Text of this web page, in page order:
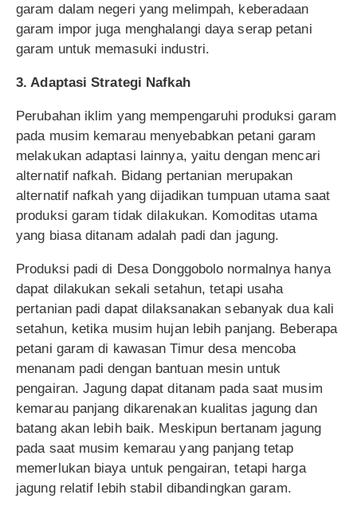
garam dalam negeri yang melimpah, keberadaan
garam impor juga menghalangi daya serap petani
garam untuk memasuki industri.
3. Adaptasi Strategi Nafkah
Perubahan iklim yang mempengaruhi produksi garam
pada musim kemarau menyebabkan petani garam
melakukan adaptasi lainnya, yaitu dengan mencari
alternatif nafkah. Bidang pertanian merupakan
alternatif nafkah yang dijadikan tumpuan utama saat
produksi garam tidak dilakukan. Komoditas utama
yang biasa ditanam adalah padi dan jagung.
Produksi padi di Desa Donggobolo normalnya hanya
dapat dilakukan sekali setahun, tetapi usaha
pertanian padi dapat dilaksanakan sebanyak dua kali
setahun, ketika musim hujan lebih panjang. Beberapa
petani garam di kawasan Timur desa mencoba
menanam padi dengan bantuan mesin untuk
pengairan. Jagung dapat ditanam pada saat musim
kemarau panjang dikarenakan kualitas jagung dan
batang akan lebih baik. Meskipun bertanam jagung
pada saat musim kemarau yang panjang tetap
memerlukan biaya untuk pengairan, tetapi harga
jagung relatif lebih stabil dibandingkan garam.